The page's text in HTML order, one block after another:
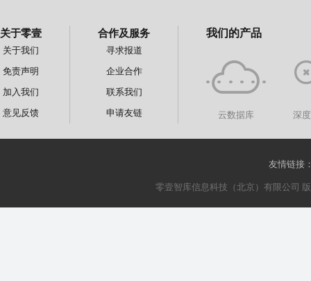
关于零壹
关于我们
免责声明
加入我们
意见反馈
合作及服务
寻求报道
企业合作
联系我们
申请友链
我们的产品
云数据库 深
友情链接
零壹智库信息科技（北京）有限公司